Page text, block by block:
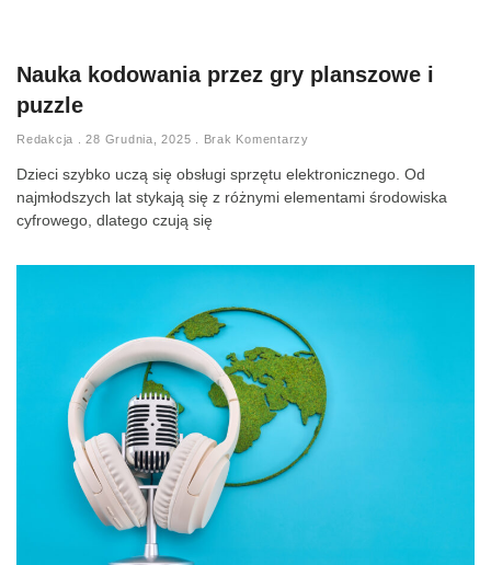
Nauka kodowania przez gry planszowe i
puzzle
Redakcja 28 Grudnia, 2025 Brak Komentarzy
Dzieci szybko uczą się obsługi sprzętu elektronicznego. Od
najmłodszych lat stykają się z różnymi elementami środowiska
cyfrowego, dlatego czują się